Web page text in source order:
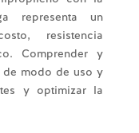
representa un
resistencia
Comprender y
de modo de uso y
y optimizar la